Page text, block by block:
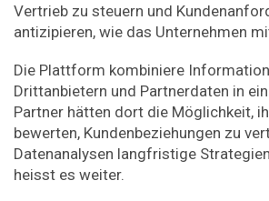
Vertrieb zu steuern und
antizipieren, wie das Unternehmen
Die Plattform kombiniere
Drittanbietern und Partnerdaten in
Partner hätten dort die Möglichkeit,
bewerten, Kundenbeziehungen zu
Datenanalysen langfristige
heisst es weiter.